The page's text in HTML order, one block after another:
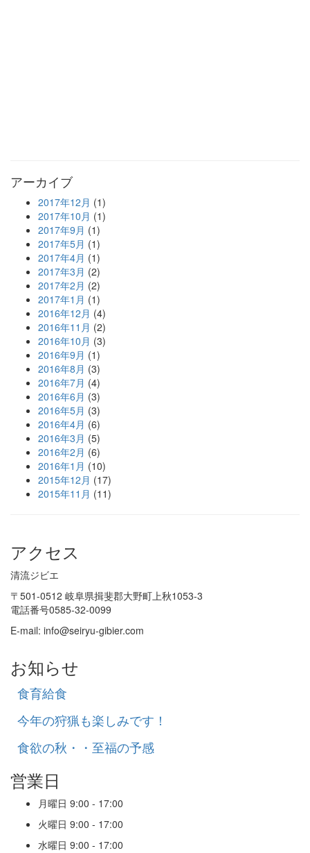
アーカイブ
2017年12月 (1)
2017年10月 (1)
2017年9月 (1)
2017年5月 (1)
2017年4月 (1)
2017年3月 (2)
2017年2月 (2)
2017年1月 (1)
2016年12月 (4)
2016年11月 (2)
2016年10月 (3)
2016年9月 (1)
2016年8月 (3)
2016年7月 (4)
2016年6月 (3)
2016年5月 (3)
2016年4月 (6)
2016年3月 (5)
2016年2月 (6)
2016年1月 (10)
2015年12月 (17)
2015年11月 (11)
アクセス
清流ジビエ
〒501-0512 岐阜県揖斐郡大野町上秋1053-3
電話番号0585-32-0099
E-mail: info@seiryu-gibier.com
お知らせ
食育給食
今年の狩猟も楽しみです！
食欲の秋・・至福の予感
営業日
月曜日 9:00 - 17:00
火曜日 9:00 - 17:00
水曜日 9:00 - 17:00